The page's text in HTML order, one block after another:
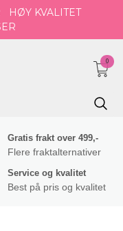
HØY KVALITET
0
Gratis frakt over 499,-
Flere fraktalternativer
Service og kvalitet
Best på pris og kvalitet